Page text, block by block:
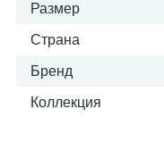
Размер
Страна
Бренд
Коллекция